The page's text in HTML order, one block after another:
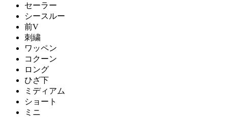
セーラー
シースルー
前V
刺繍
ワッペン
コクーン
ロング
ひざ下
ミディアム
ショート
ミニ